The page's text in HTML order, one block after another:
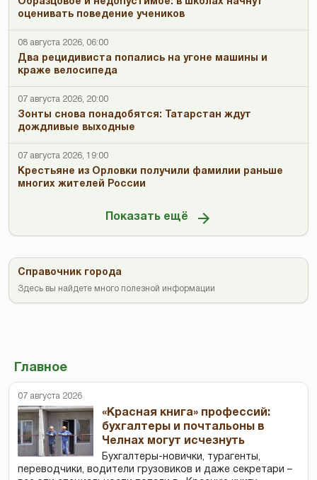
оценивать поведение учеников
08 августа 2026, 06:00
Два рецидивиста попались на угоне машины и
краже велосипеда
07 августа 2026, 20:00
Зонты снова понадобятся: Татарстан ждут
дождливые выходные
07 августа 2026, 19:00
Крестьяне из Орловки получили фамилии раньше
многих жителей России
Показать ещё
Справочник города
Здесь вы найдете много полезной информации
Главное
07 августа 2026
«Красная книга» профессий:
бухгалтеры и почтальоны в
Челнах могут исчезнуть
Бухгалтеры-новички, тур­агенты,
переводчики, водители грузовиков и даже секретари –